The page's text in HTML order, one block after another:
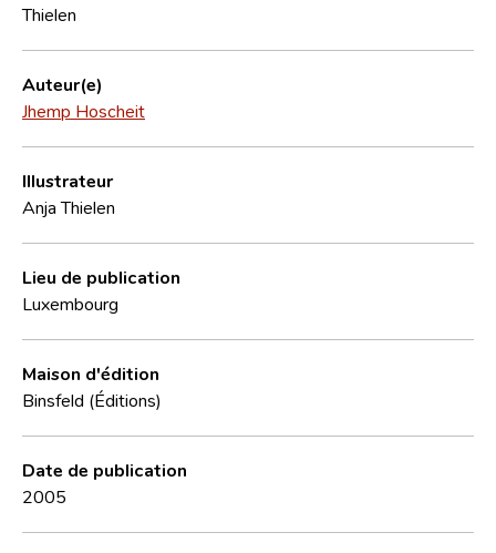
Équipe scientifique
Thielen
Auteur(e)
Jhemp Hoscheit
Illustrateur
Anja Thielen
Lieu de publication
Luxembourg
Maison d'édition
Binsfeld (Éditions)
Date de publication
2005